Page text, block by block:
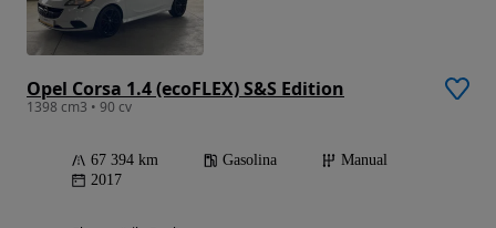
Opel Corsa 1.4 (ecoFLEX) S&S Edition
1398 cm3 • 90 cv
67 394 km Gasolina
Manual
2017